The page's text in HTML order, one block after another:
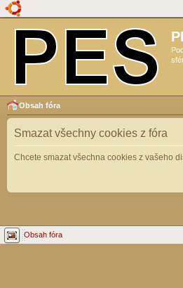
Obsah fóra
Smazat všechny cookies z fóra
Chcete smazat všechna cookies z vašeho
Obsah fóra